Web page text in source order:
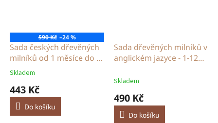
590 Kč –24 %
Sada českých dřevěných
milníků od 1 měsíce do 1
roku
Průměrné
hodnocení
produktu
5,0
Skladem
443 Kč
Do košíku
Sada dřevěných milníků v
anglickém jazyce - 1-12
Skladem
490 Kč
Do košíku